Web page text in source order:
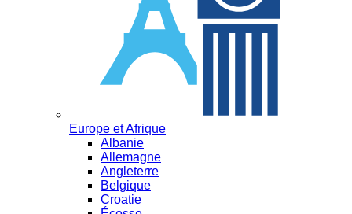
Europe et Afrique
Albanie
Allemagne
Angleterre
Belgique
Croatie